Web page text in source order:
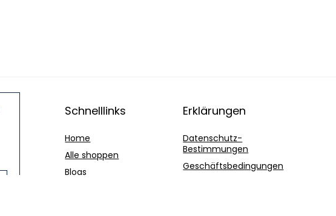
Schnelllinks
Home
Alle shoppen
Blogs
Erklärungen
Datenschutz-
Bestimmungen
Geschäftsbedingungen